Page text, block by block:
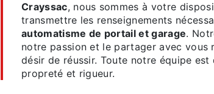
Crayssac, nous sommes à votre
transmettre les renseignements
automatisme de portail et garage.
notre passion et le partager avec vous
désir de réussir. Toute notre équipe
propreté et rigueur.